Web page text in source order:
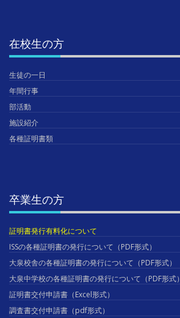
在校生の方
生徒の一日
年間行事
部活動
施設紹介
各種証明書類
卒業生の方
証明書発行有料化について
ISSの各種証明書の発行について（PDF形式）
大泉校舎の各種証明書の発行について（PDF形式）
大泉中学校の各種証明書の発行について（PDF形式）
証明書交付申請書（Excel形式）
調査書交付申請書（pdf形式）